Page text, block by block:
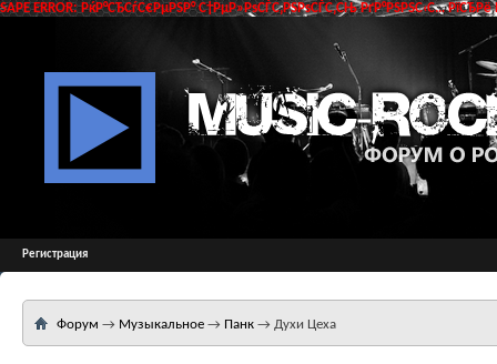
SAPE ERROR: РќР°СЂСѓС€РµРЅР° С†РµР»РѕСЃС‚РЅРѕСЃС‚СЊ РґР°РЅРЅС‹С…
Регистрация
Форум → Музыкальное → Панк → Духи Цеха